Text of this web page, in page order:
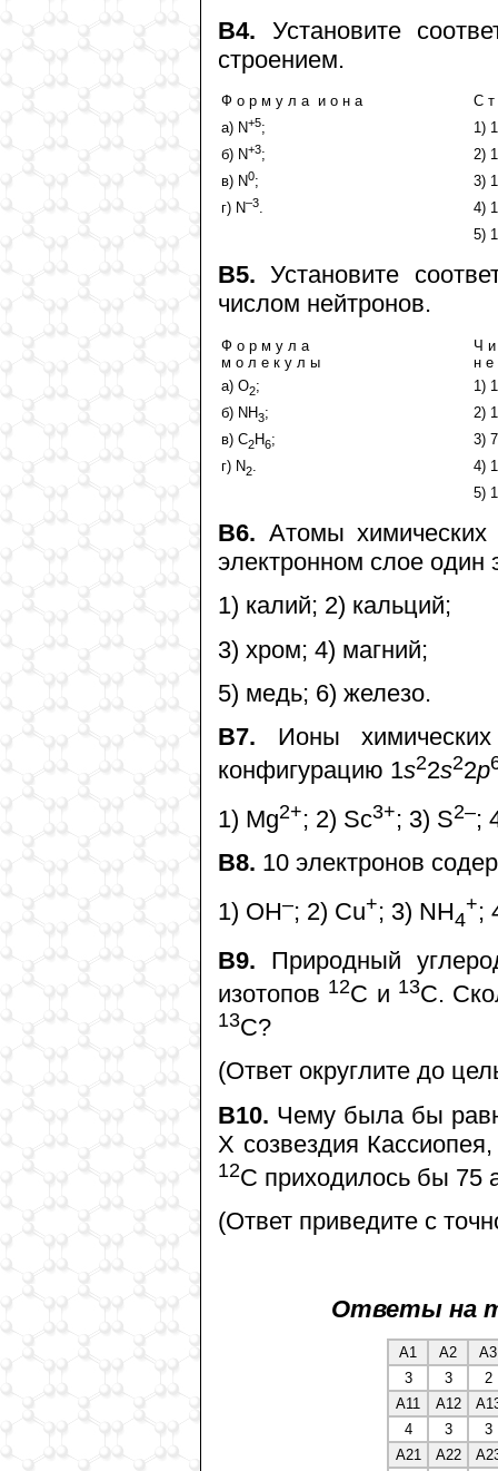
В4. Установите
строением.
Ф о р м у л а и о н а
С т
а) N+5;
1) 1
б) N+3;
2) 1
в) N0;
3) 1
г) N–3.
4) 1
5) 1
В5. Установите
числом нейтронов.
Ф о р м у л а
м о л е к у л ы
Ч
н е
а) О2;
1)
б) NH3;
2)
в) C2H6;
3)
г) N2
4)
5)
В6. Атомы
электронном слое один
1) калий; 2) кальций;
3) хром; 4) магний;
5) медь; 6) железо.
В7. Ионы
конфигурацию 1s22s22p
1) Mg2+; 2) Sс3+; 3) S2–;
В8. 10 электронов
1) OH–; 2) Cu+; 3) NH4
+;
В9. Природный
изотопов 12С и 13С.
13С?
(Ответ округлите до
В10. Чему была бы
Х созвездия
12С приходилось бы 75
(Ответ приведите с
Ответы на
А1 А2
А3
3
3
2
А11
А12
4
3
3
А21
А22